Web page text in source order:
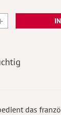
das